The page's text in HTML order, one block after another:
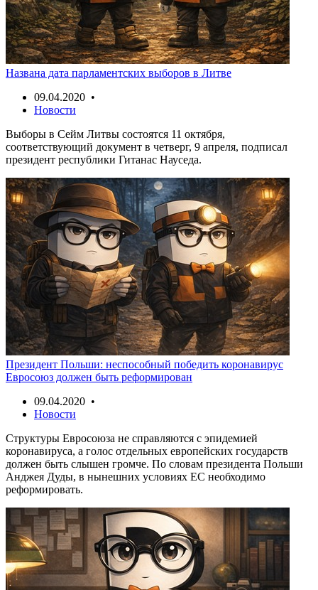
Названа дата парламентских выборов в Литве
09.04.2020 •
Новости
Выборы в Сейм Литвы состоятся 11 октября,
соответствующий документ в четверг, 9 апреля, подписал
президент республики Гитанас Науседа.
Президент Польши: неспособный победить коронавирус
Евросоюз должен быть реформирован
09.04.2020 •
Новости
Структуры Евросоюза не справляются с эпидемией
коронавируса, а голос отдельных европейских государств
должен быть слышен громче. По словам президента Польши
Анджея Дуды, в нынешних условиях ЕС необходимо
реформировать.